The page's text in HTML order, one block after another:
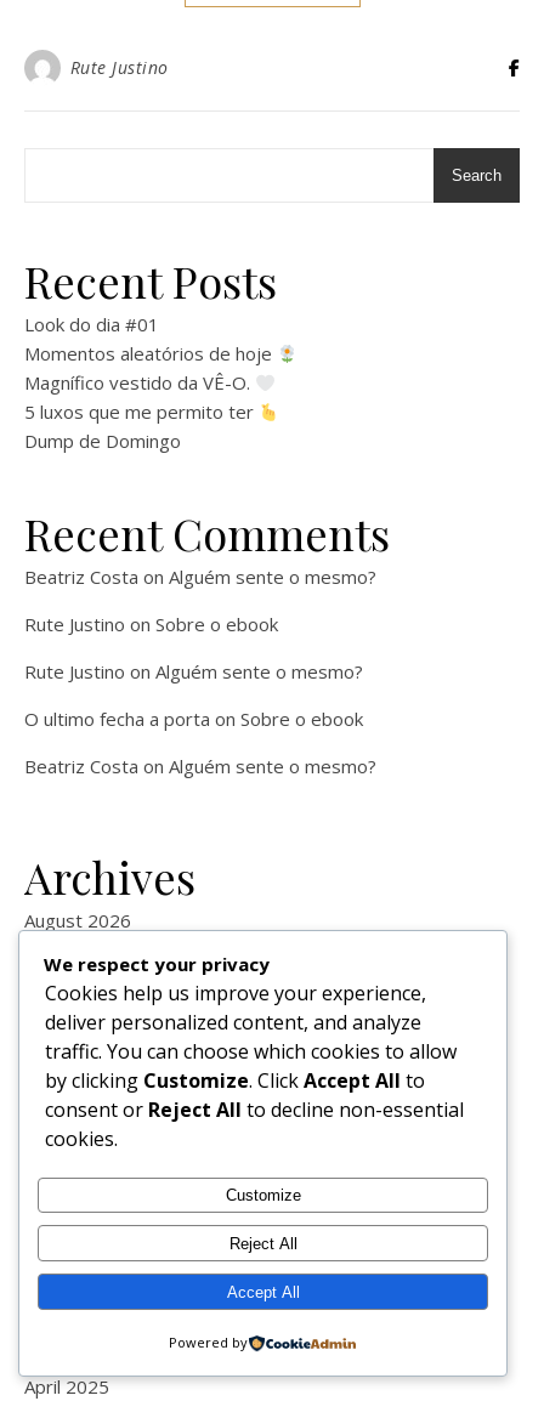
Rute Justino
Search
Recent Posts
Look do dia #01
Momentos aleatórios de hoje
Magnífico vestido da VÊ-O.
5 luxos que me permito ter
Dump de Domingo
Recent Comments
Beatriz Costa on Alguém sente o mesmo?
Rute Justino on Sobre o ebook
Rute Justino on Alguém sente o mesmo?
O ultimo fecha a porta on Sobre o ebook
Beatriz Costa on Alguém sente o mesmo?
Archives
August 2026
June 2026
May 2026
April 2026
March 2026
February 2026
January 2026
December 2025
November 2025
October 2025
August 2025
April 2025
We respect your privacy
Cookies help us improve your experience,
deliver personalized content, and analyze
traffic. You can choose which cookies to allow
by clicking Customize. ClickAccept All to
consent or Reject All to decline non-essential
cookies.
Customize
Reject All
Accept All
Powered by